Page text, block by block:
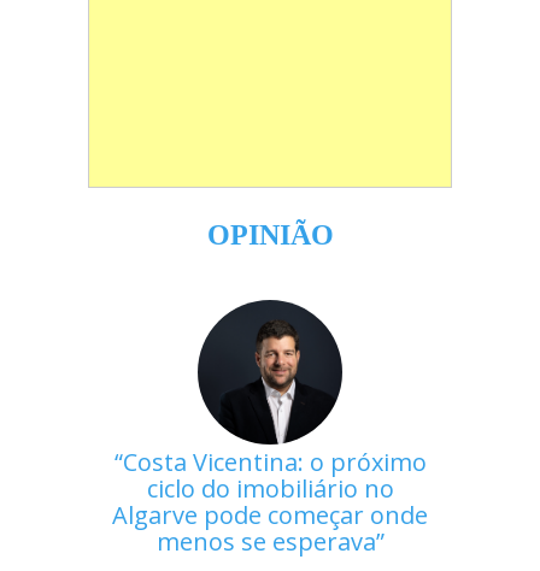
OPINIÃO
Costa Vicentina: o próximo
ciclo do imobiliário no
Algarve pode começar onde
menos se esperava